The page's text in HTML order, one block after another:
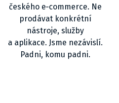
českého e‑commerce. Ne
prodávat konkrétní
nástroje, služby
a aplikace. Jsme nezávislí.
Padni, komu padni.